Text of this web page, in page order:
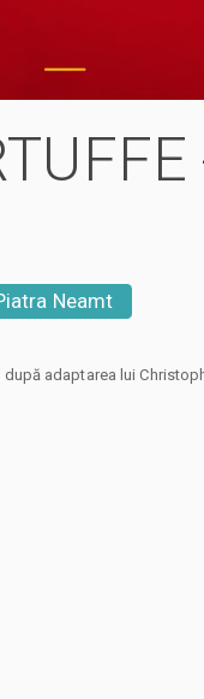
Neamt
adaptarea lui